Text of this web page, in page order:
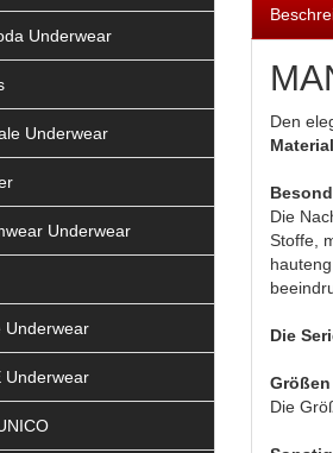
Underwear
Underwear
Underwear
Underwear
Underwear
Den
Material
Die
Stoffe,
Die
Die